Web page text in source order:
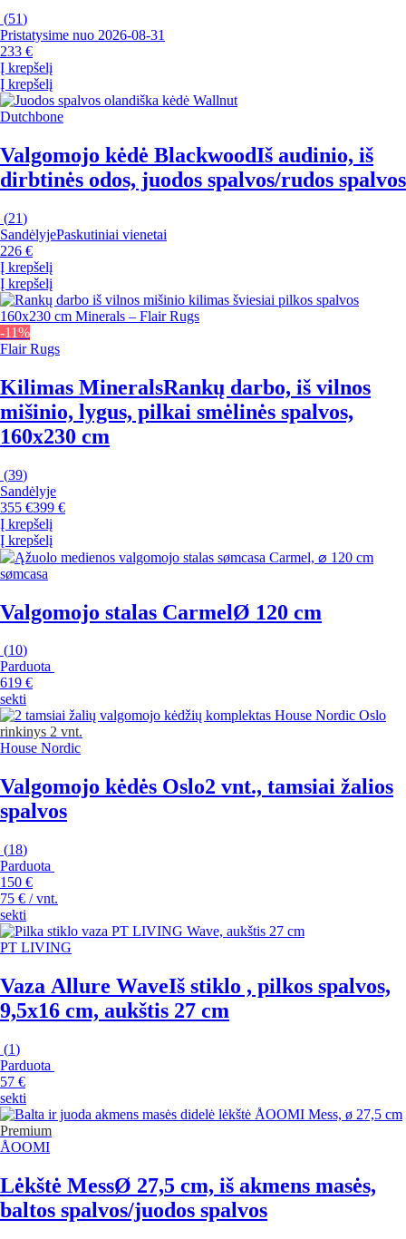
(51)
Pristatysime nuo 2026‑08‑31
233 €
Į krepšelį
Į krepšelį
Dutchbone
Valgomojo kėdė BlackwoodIš audinio, iš
dirbtinės odos, juodos spalvos/rudos spalvos
(21)
SandėlyjePaskutiniai vienetai
226 €
Į krepšelį
Į krepšelį
-11%
Flair Rugs
Kilimas MineralsRankų darbo, iš vilnos
mišinio, lygus, pilkai smėlinės spalvos,
160x230 cm
(39)
Sandėlyje
355 €399 €
Į krepšelį
Į krepšelį
sømcasa
Valgomojo stalas CarmelØ 120 cm
(10)
Parduota
619 €
sekti
rinkinys 2 vnt.
House Nordic
Valgomojo kėdės Oslo2 vnt., tamsiai žalios
spalvos
(18)
Parduota
150 €
75 € / vnt.
sekti
PT LIVING
Vaza Allure WaveIš stiklo , pilkos spalvos,
9,5x16 cm, aukštis 27 cm
(1)
Parduota
57 €
sekti
Premium
ÅOOMI
Lėkštė MessØ 27,5 cm, iš akmens masės,
baltos spalvos/juodos spalvos